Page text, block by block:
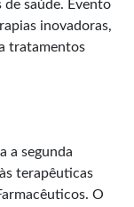
a segunda
terapêuticas
O